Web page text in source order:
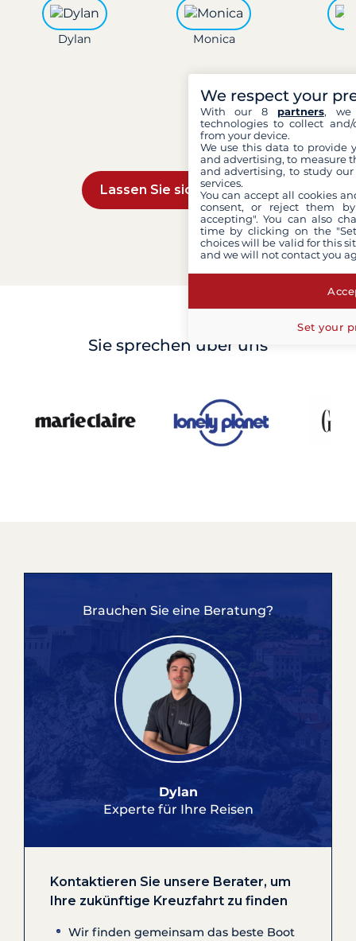
Dylan Monica
Lassen Sie sich beraten
Sie sprechen über uns
Brauchen Sie eine Beratung?
Dylan
Experte für Ihre Reisen
Kontaktieren Sie unsere Berater, um
Ihre zukünftige Kreuzfahrt zu finden
Wir finden gemeinsam das beste Boot
We respect your
With our 8 partners, we
technologies to collect
from your device.
We use this data to provide
and advertising, to measure
and advertising, to study
services.
You can accept all cookies
consent, or reject them
accepting". You can also
time by clicking on the
choices will be valid for this
and we will not contact you
Set your